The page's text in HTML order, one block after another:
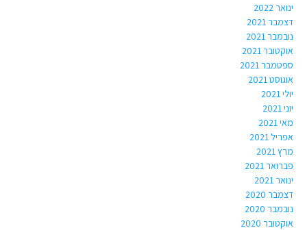
ינואר 2022
דצמבר 2021
נובמבר 2021
אוקטובר 2021
ספטמבר 2021
אוגוסט 2021
יולי 2021
יוני 2021
מאי 2021
אפריל 2021
מרץ 2021
פברואר 2021
ינואר 2021
דצמבר 2020
נובמבר 2020
אוקטובר 2020